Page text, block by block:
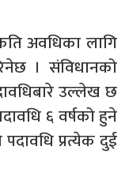
कति अवधिका लागि
। संविधानको
उल्लेख छ
६ वर्षको हुने
प्रत्येक दुई